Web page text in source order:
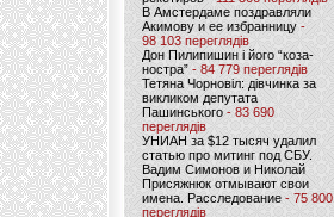
В Амстердаме поздравляли
Акимову и ее избранницу -
98 103 переглядів
Дон Пилипишин і його “коза-
ностра” - 84 779 переглядів
Тетяна Чорновіл: дівчинка за
викликом депутата
Пашинського- 83 690
переглядів
УНИАН за $12 тысяч удалил
статью про митинг под СБУ.
Вадим Симонов и Николай
Присяжнюк отмывают свои
имена. Расследование - 75 800
переглядів